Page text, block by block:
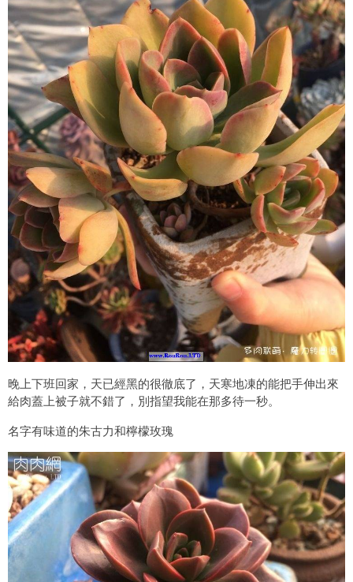
晚上下班回家，天已經黑的很徹底了，天寒地凍的能把手伸出來
給肉蓋上被子就不錯了，別指望我能在那多待一秒。
名字有味道的朱古力和檸檬玫瑰